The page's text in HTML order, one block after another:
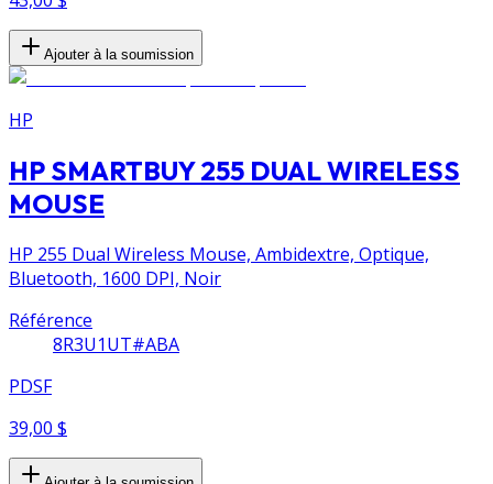
Ajouter à la soumission
HP
HP SMARTBUY 255 DUAL WIRELESS
MOUSE
HP 255 Dual Wireless Mouse, Ambidextre, Optique,
Bluetooth, 1600 DPI, Noir
Référence
8R3U1UT#ABA
PDSF
39,00 $